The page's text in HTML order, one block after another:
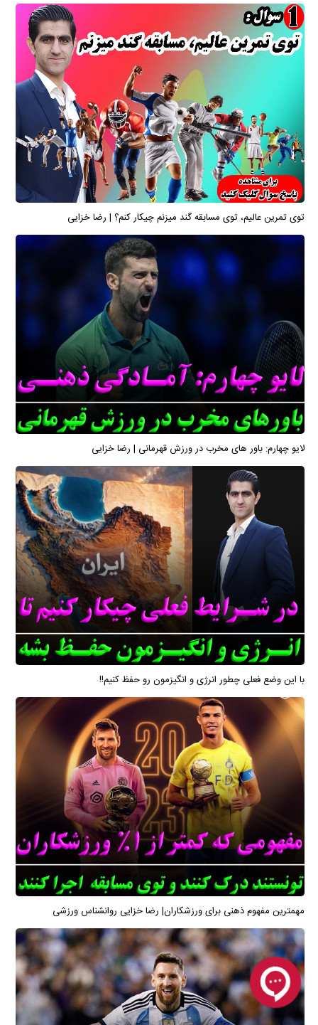
توی تمرین عالیم، توی مسابقه گند میزنم چیکار کنم؟ | رضا خزایی
لایو چهارم: باور های مخرب در ورزش قهرمانی | رضا خزایی
با این وضع فعلی چطور انرژی و انگیزمون رو حفظ کنیم!!
مهمترین مفهوم ذهنی برای ورزشکاران| رضا خزایی روانشناس ورزشی